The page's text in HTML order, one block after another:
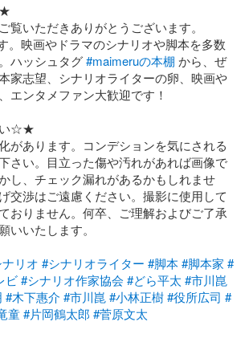
覧いただきありがとうございます。
。映画やドラマのシナリオや脚本を多数
ハッシュタグ #maimeruの本棚 から、ぜ
家志望、シナリオライターの卵、映画や
エンタメファン大歓迎です！
い☆★
があります。コンデションを気にされる
さい。目立った傷や汚れがあれば画像で
し、チェック漏れがあるかもしれませ
交渉はご遠慮ください。撮影に使用して
おりません。何卒、ご理解およびご了承
いいたします。
リオ #シナリオライター #脚本#脚本家 #
ビ#シナリオ作家協会 #どら平太 #市川崑
#木下惠介 #市川崑 #小林正樹#役所広司 #
童#片岡鶴太郎 #菅原文太